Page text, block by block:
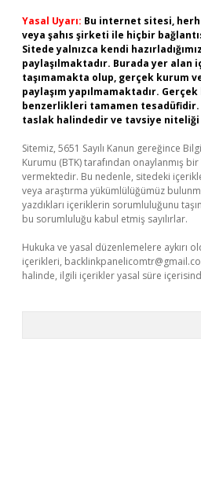
Yasal Uyarı: Bu internet sitesi,
veya şahıs şirketi ile hiçbir
Sitede yalnızca kendi
paylaşılmaktadır. Burada yer
taşımamakta olup, gerçek kurum
paylaşım yapılmamaktadır.
benzerlikleri tamamen
taslak halindedir ve tavsiye niteliği
Sitemiz, 5651 Sayılı Kanun gereğince
Kurumu (BTK) tarafından onaylanmış
vermektedir. Bu nedenle, sitedeki
veya araştırma yükümlülüğümüz
yazdıkları içeriklerin sorumluluğunu
bu sorumluluğu kabul etmiş sayılırlar.
Hukuka ve yasal düzenlemelere aykırı
içerikleri,
halinde, ilgili içerikler yasal süre